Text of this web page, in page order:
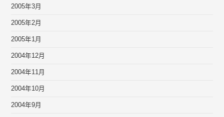
2005年3月
2005年2月
2005年1月
2004年12月
2004年11月
2004年10月
2004年9月